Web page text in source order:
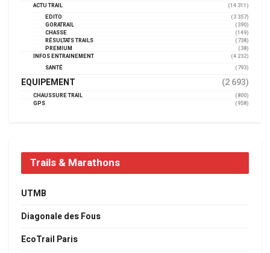
ACTU TRAIL
(14 311)
EDITO
(3 357)
GORATRAIL
(390)
CHASSE
(149)
RÉSULTATS TRAILS
(738)
PREMIUM
(38)
INFOS ENTRAINEMENT
(4 232)
SANTÉ
(793)
EQUIPEMENT (2 693)
CHAUSSURE TRAIL
(800)
GPS
(958)
Trails & Marathons
UTMB
Diagonale des Fous
EcoTrail Paris